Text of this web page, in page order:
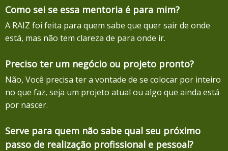
Como sei se essa mentoria é para mim?
A RAIZ foi feita para quem sabe que quer sair de onde
está, mas não tem clareza de para onde ir.
Preciso ter um negócio ou projeto pronto?
Não, Você precisa ter a vontade de se colocar por inteiro
no que faz, seja um projeto atual ou algo que ainda está
por nascer.
Serve para quem não sabe qual seu próximo
passo de realização profissional e pessoal?